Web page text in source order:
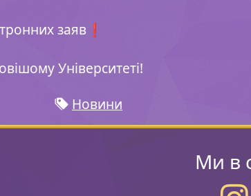
заяв❗️
Університеті!
Новини
Ми в